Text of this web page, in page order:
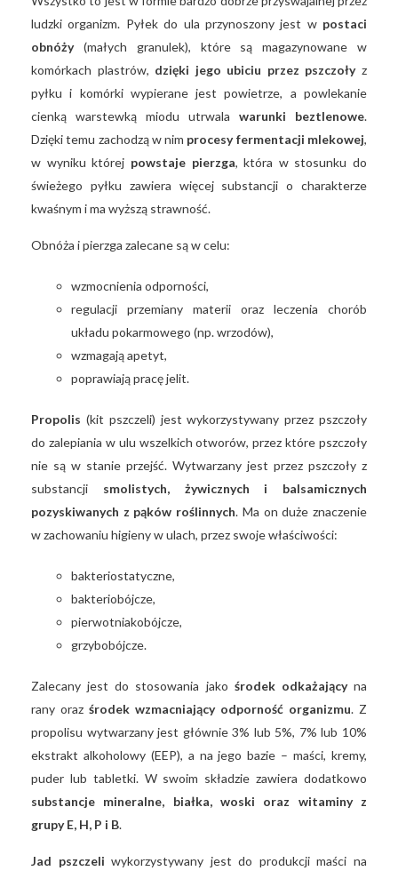
ludzki organizm. Pyłek do ula przynoszony jest wpostaci
obnóży(małych granulek), które są magazynowane w
komórkach plastrów, dzięki jego ubiciu przez pszczołyz
pyłku i komórki wypierane jest powietrze, a powlekanie
cienką warstewką miodu utrwala warunki beztlenowe.
Dzięki temu zachodzą w nim procesy fermentacji mlekowej,
w wyniku której powstaje pierzga, która w stosunku do
świeżego pyłku zawiera więcej substancji o charakterze
kwaśnym i ma wyższą strawność.
Obnóża i pierzga zalecane są w celu:
wzmocnienia odporności,
regulacji przemiany materii oraz leczenia chorób
układu pokarmowego (np. wrzodów),
wzmagają apetyt,
poprawiają pracę jelit.
Propolis (kit pszczeli) jest wykorzystywany przez pszczoły
do zalepiania w ulu wszelkich otworów, przez które pszczoły
nie są w stanie przejść. Wytwarzany jest przez pszczoły z
substancji smolistych, żywicznych i balsamicznych
pozyskiwanych z pąków roślinnych. Ma on duże znaczenie
w zachowaniu higieny w ulach, przez swoje właściwości:
bakteriostatyczne,
bakteriobójcze,
pierwotniakobójcze,
grzybobójcze.
Zalecany jest do stosowania jako środek odkażającyna
rany oraz środek wzmacniający odporność organizmu. Z
propolisu wytwarzany jest głównie 3% lub 5%, 7% lub 10%
ekstrakt alkoholowy (EEP), a na jego bazie – maści, kremy,
puder lub tabletki. W swoim składzie zawiera dodatkowo
substancje mineralne, białka, woski oraz witaminy z
grupy E, H, P i B.
Jad pszczeli wykorzystywany jest do produkcji maści na